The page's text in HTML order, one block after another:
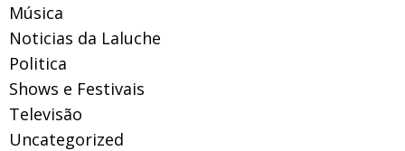
Música
Noticias da Laluche
Politica
Shows e Festivais
Televisão
Uncategorized